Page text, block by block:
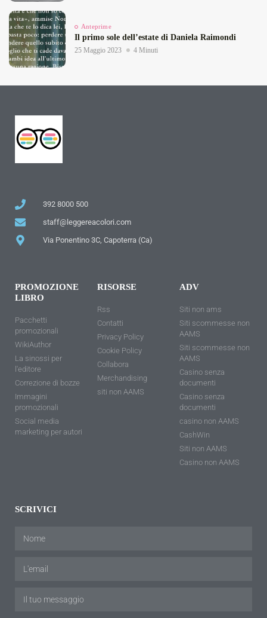
Anteprime
Il primo sole dell’estate di Daniela Raimondi
25 Maggio 2023 4 Minuti
392 8000 500
staff@leggereacolori.com
Via Ponentino 3C, Capoterra (Ca)
PROMOZIONE
LIBRO
Pacchetti
promozionali
WikiAuthor
La sinossi per
l'editore
Correzione di bozze
Immagini
promozionali
Social media
marketing per autori
RISORSE
Rss
Contatti
Privacy Policy
Cookie Policy
Collabora
Merchandising
siti non AAMS
ADV
Siti non ams
Siti scommesse non
AAMS
Siti scommesse non
AAMS
Casino senza
documenti
Casino senza
documenti
casino non AAMS
CashWin
Siti non AAMS
Casino non AAMS
SCRIVICI